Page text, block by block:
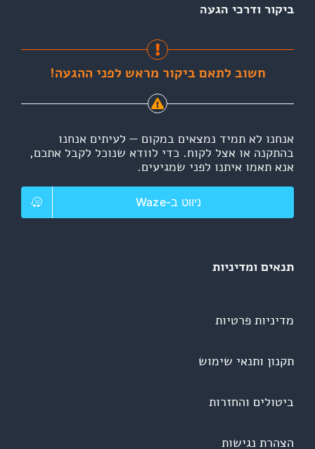
ביקור ודרכי הגעה
חשוב לתאם ביקור מראש לפני ההגעה!
אנחנו לא תמיד נמצאים במקום — לעיתים אנחנו
בהתקנה או אצל לקוח. כדי לוודא שנוכל לקבל אתכם,
אנא תאמו איתנו לפני שמגיעים.
ניווט ב-Waze
תנאים ומדיניות
מדיניות פרטיות
תקנון ותנאי שימוש
ביטולים והחזרות
הצהרת נגישות